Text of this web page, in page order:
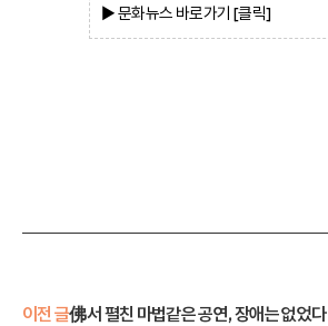
▶ 문화뉴스 바로가기 [클릭]
이전 글佛서 펼친 마법같은 공연, 장애는 없었다